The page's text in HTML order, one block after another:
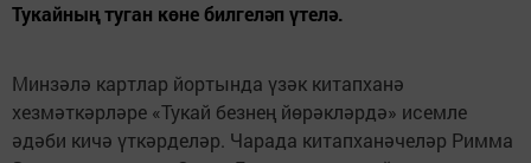
Тукайның туган көне билгеләп үтелә.
Минзәлә картлар йортында үзәк китапханә
хезмәткәрләре «Тукай безнең йөрәкләрдә» исемле
әдәби кичә үткәрделәр. Чарада китапханәчеләр Римма